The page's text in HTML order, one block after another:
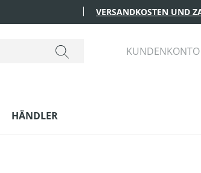
VERSANDKOSTEN UND
KUNDENKONTO
HÄNDLER